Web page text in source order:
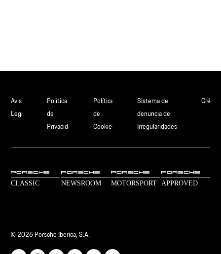
Aviso
Legal
Política
de
Privacidad
Política
de
Cookies
Sistema de
denuncia de
Irregularidades
© 2026 Porsche Iberica, S.A.